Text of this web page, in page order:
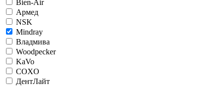
Bien-Air
Армед
NSK
Mindray
Владмива
Woodpecker
KaVo
COXO
ДентЛайт